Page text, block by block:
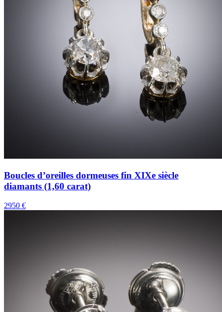
Boucles d’oreilles dormeuses fin XIXe siècle
diamants (1,60 carat)
2950 €